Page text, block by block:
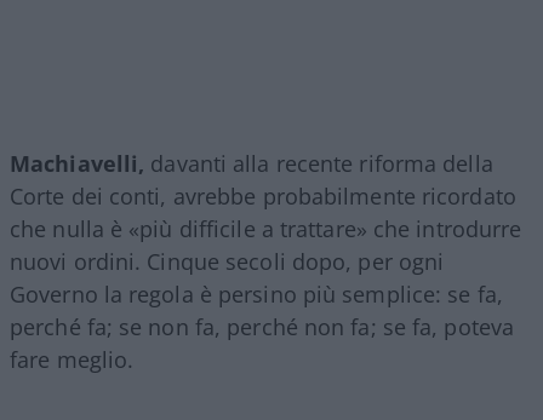
Machiavelli, davanti alla recente riforma della
Corte dei conti, avrebbe probabilmente ricordato
che nulla è «più difficile a trattare» che introdurre
nuovi ordini. Cinque secoli dopo, per ogni
Governo la regola è persino più semplice: se fa,
perché fa; se non fa, perché non fa; se fa, poteva
fare meglio.